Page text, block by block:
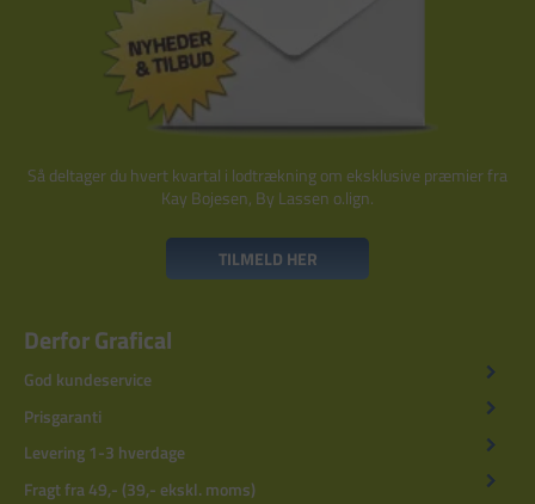
Så deltager du hvert kvartal i lodtrækning om eksklusive præmier fra
Kay Bojesen, By Lassen o.lign.
TILMELD HER
Derfor Grafical
God kundeservice
Prisgaranti
Levering 1-3 hverdage
Fragt fra 49,- (39,- ekskl. moms)